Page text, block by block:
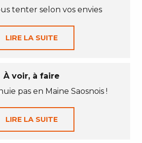
tenter selon vos envies
LIRE LA SUITE
À voir, à faire
pas en Maine Saosnois !
LIRE LA SUITE